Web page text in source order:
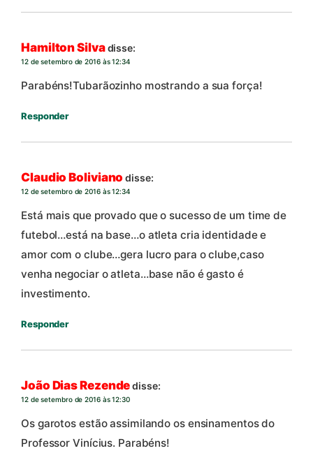
Hamilton Silvadisse:
12 de setembro de 2016 às 12:34
Parabéns!Tubarãozinho mostrando a sua força!
Responder
Claudio Boliviano disse:
12 de setembro de 2016 às 12:34
Está mais que provado que o sucesso de um time de
futebol…está na base…o atleta cria identidade e
amor com o clube…gera lucro para o clube,caso
venha negociar o atleta…base não é gasto é
investimento.
Responder
João Dias Rezendedisse:
12 de setembro de 2016 às 12:30
Os garotos estão assimilando os ensinamentos do
Professor Vinícius. Parabéns!